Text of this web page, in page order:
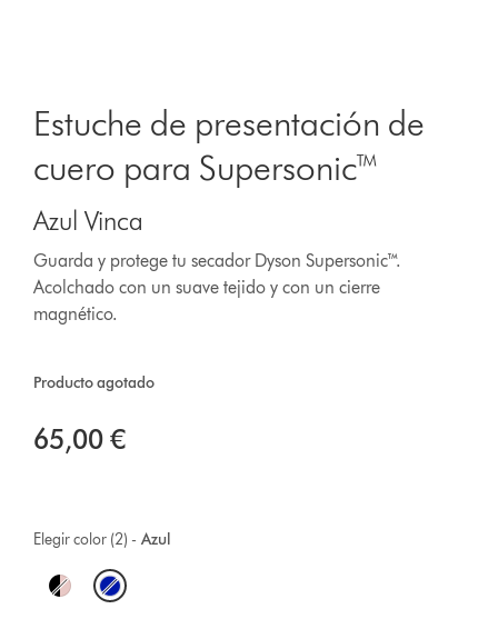
Estuche de presentación de
cuero para Supersonic™
Azul Vinca
Guarda y protege tu secador Dyson Supersonic™.
Acolchado con un suave tejido y con un cierre
magnético.
Producto agotado
65,00 €
Azul
Elegir color (2) -
O